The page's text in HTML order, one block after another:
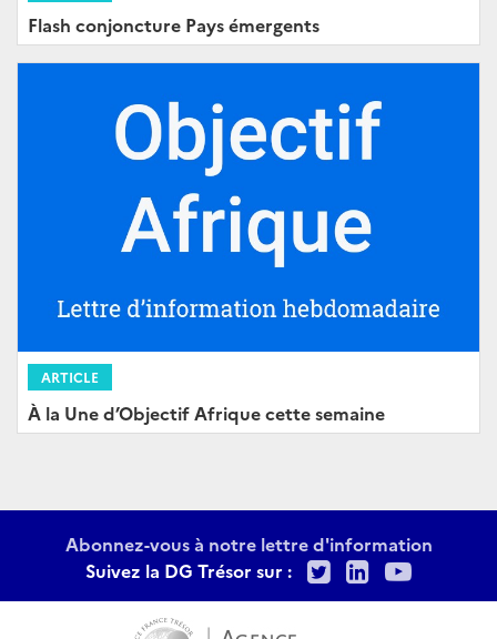
Flash conjoncture Pays émergents
ARTICLE
À la Une d’Objectif Afrique cette semaine
Abonnez-vous à notre lettre d'information
Suivez la DG Trésor sur :
TwitterLinkedIn